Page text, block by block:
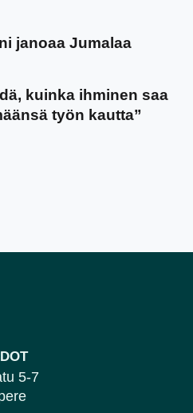
janoaa Jumalaa
kuinka ihminen saa
työn kautta”
5-7